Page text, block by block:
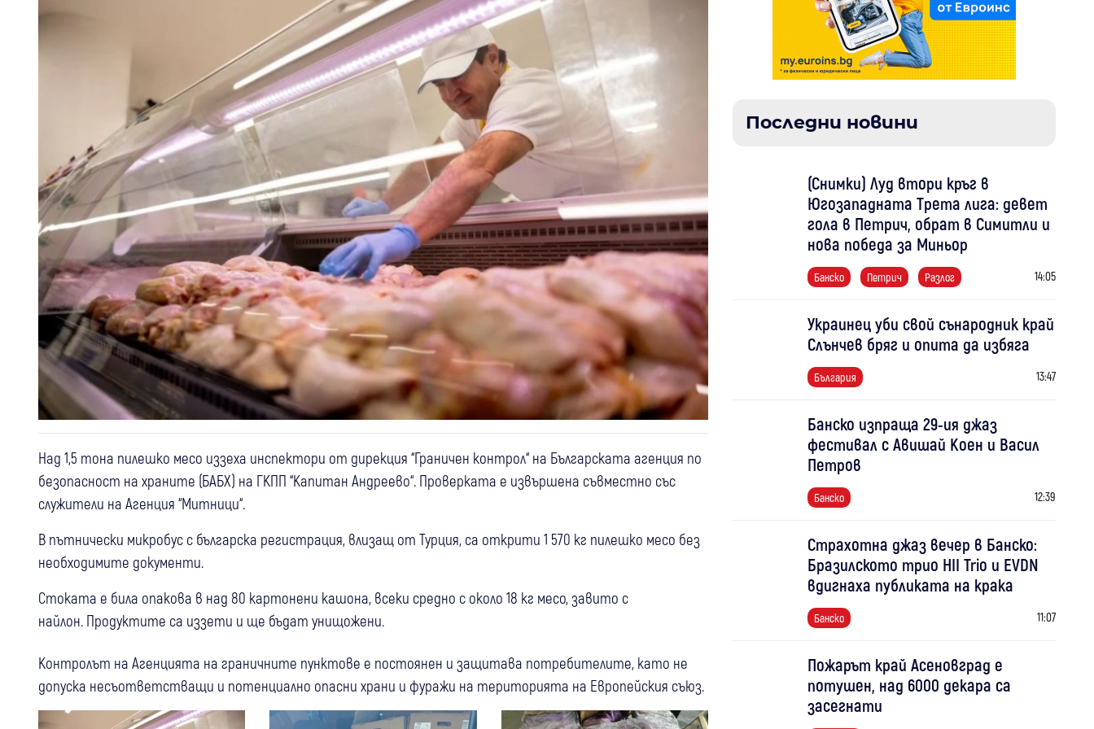
Над 1,5 тона пилешко месо иззеха инспектори от дирекция “Граничен контрол“ на Българската агенция по
безопасност на храните (БАБХ) на ГКПП “Капитан Андреево“. Проверката е извършена съвместно със
служители на Агенция “Митници“.
В пътнически микробус с българска регистрация, влизащ от Турция, са открити 1 570 кг пилешко месо без
необходимите документи.
Стоката е била опакова в над 80 картонени кашона, всеки средно с около 18 кг месо, завито с
найлон. Продуктите са иззети и ще бъдат унищожени.
Контролът на Агенцията на граничните пунктове е постоянен и защитава потребителите, като не
допуска несъответстващи и потенциално опасни храни и фуражи на територията на Европейския съюз.
Последни новини
(Снимки) Луд втори кръг в
Югозападната Трета лига: девет
гола в Петрич, обрат в Симитли и
нова победа за Миньор
Банско Петрич Разлог 14:05
Украинец уби свой сънародник край
Слънчев бряг и опита да избяга
България 13:47
Банско изпраща 29-ия джаз
фестивал с Авишай Коен и Васил
Петров
Банско 12:39
Страхотна джаз вечер в Банско:
Бразилското трио HII Trio и EVDN
вдигнаха публиката на крака
Банско 11:07
Пожарът край Асеновград е
потушен, над 6000 декара са
засегнати